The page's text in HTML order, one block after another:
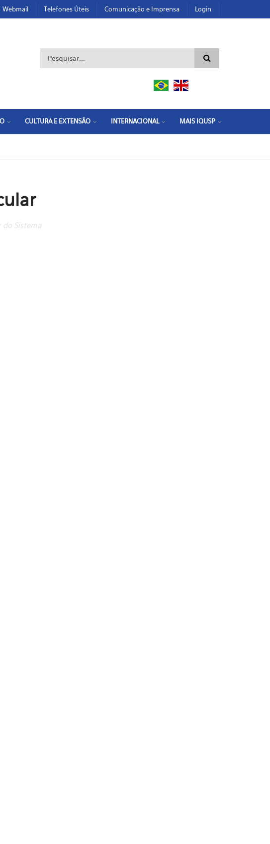
Webmail Telefones Úteis Comunicação e Imprensa Login
Formulário de busca
CULTURA E EXTENSÃO INTERNACIONAL MAIS IQUSP
do Sistema